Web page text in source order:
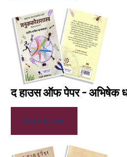
द हाउस ऑफ पेपर - अभिषेक
BUY NOW